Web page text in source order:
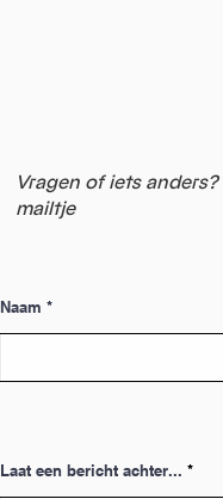
Vragen of iets
mailtje
Naam
Laat een bericht achter...